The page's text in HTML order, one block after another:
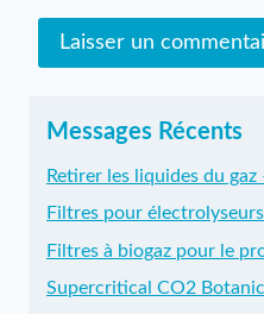
Messages Récents
Retirer les liquides du
Filtres pour
Filtres à biogaz pour le
Supercritical CO2